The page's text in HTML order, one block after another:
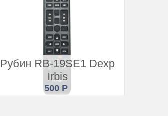
Рубин RB-19SE1 Dexp
Irbis
500 Р
Купить
Подробнее